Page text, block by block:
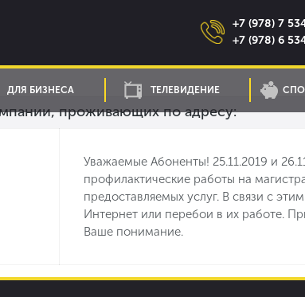
+7 (978) 7
+7 (978) 6
ДЛЯ БИЗНЕСА ТЕЛЕВИДЕНИЕ
проживающих по адресу:
Уважаемые Абоненты! 25.11.2019 и
профилактические работы на
предоставляемых услуг. B связи с
Интернет или перебои в их работе.
Ваше понимание.